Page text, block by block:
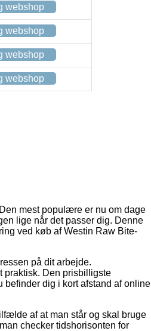
webshop
webshop
webshop
webshop
mest populære er nu om dage
lige når det passer dig. Denne
ved køb af Westin Raw Bite-
på dit arbejde.
praktisk. Den prisbilligste
befinder dig i kort afstand af online
af at man står og skal bruge
checker tidshorisonten for